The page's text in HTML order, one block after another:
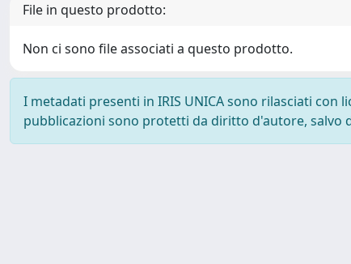
File in questo prodotto:
Non ci sono file associati a questo prodotto.
I metadati presenti in IRIS UNICA sono rilasciati con
pubblicazioni sono protetti da diritto d'autore, salvo